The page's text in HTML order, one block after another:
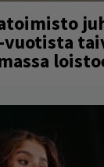
vuotista